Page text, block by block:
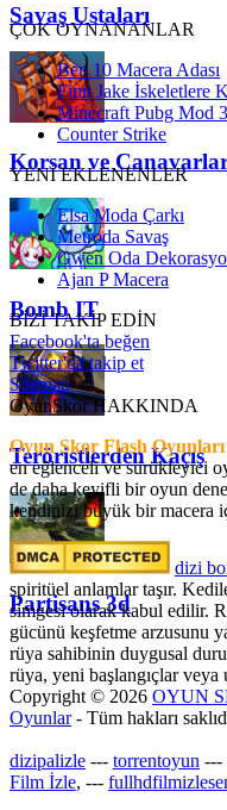
Savaş Ustaları
Korsan ve
Bomb IT
Teröristlerden Kaçış
Partisans 3d
ÇOK OYNANANLAR
Ben 10 Macera Adası
Finn Jake İskeletlere
Minecraft Pubg Mod
Counter Strike
YENİ EKLENENLER
Elsa Moda Çarkı
Metroda Savaş
Gwen Oda
Ajan P Macera
BİZİ TAKİP EDİN
Facebook'ta beğen
Twitter'da takip et
Sitemap
OyunSkor HAKKINDA
Oyun Skor Flash Oyunları
en eğlenceli ve sürükleyici
de daha keyifli bir oyun
kendinizi büyük bir macera
dizi
spiritüel anlamlar taşır.
simgesi olarak kabul edilir.
gücünü keşfetme arzusunu
rüya sahibinin duygusal
rüya, yeni başlangıçlar veya
Copyright © 2026 OYUN
Oyunlar- Tüm hakları
dizipalizle --- torrentoyun ---
Film İzle, ---